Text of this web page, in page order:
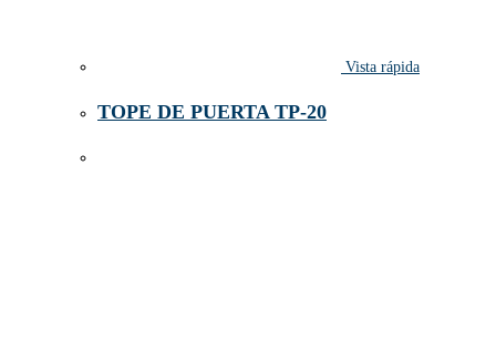
Vista rápida
TOPE DE PUERTA TP-20